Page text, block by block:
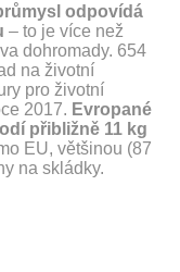
odpovídá
– to je více než
dohromady. 654
na životní
pro životní
2017. Evropané
přibližně 11 kg
EU, většinou (87
na skládky.